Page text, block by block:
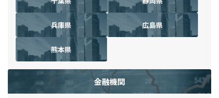
兵庫県 広島県
熊本県
金融機関